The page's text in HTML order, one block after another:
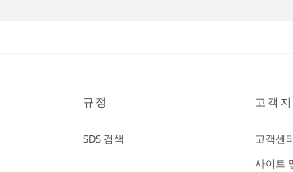
규정
SDS 검색
고객
고객센
사이트